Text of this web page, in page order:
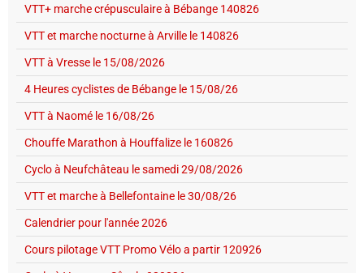
VTT+ marche crépusculaire à Bébange 140826
VTT et marche nocturne à Arville le 140826
VTT à Vresse le 15/08/2026
4 Heures cyclistes de Bébange le 15/08/26
VTT à Naomé le 16/08/26
Chouffe Marathon à Houffalize le 160826
Cyclo à Neufchâteau le samedi 29/08/2026
VTT et marche à Bellefontaine le 30/08/26
Calendrier pour l'année 2026
Cours pilotage VTT Promo Vélo a partir 120926